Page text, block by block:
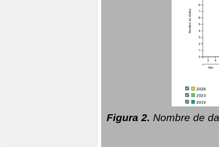
Figura 2. Nombre de